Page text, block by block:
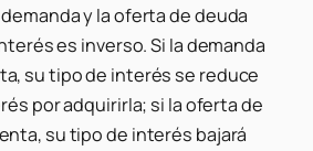
y la oferta de deuda
es inverso. Si la demanda
su tipo de interés se reduce
por adquirirla; si la oferta de
su tipo de interés bajará